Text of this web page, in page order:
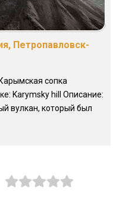
Петропавловск-
сопка
Karymsky hill Описание:
вулкан, который был